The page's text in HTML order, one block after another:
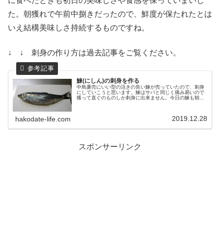
た。朝獲れで午前中捌きだったので、鮮度が保たれたとは
いえ結構美味しさ持続するものですね。
↓ ↓ 刺身の作り方は過去記事をご覧ください。
鰊(にしん)の刺身を作る
中島廉売にいい型の活きの良い鰊が売っていたので、刺身
にしていこうと思います。鰊はサバと同じく痛み易いので
獲って直ぐのものしか刺身に出来ません。今日の鰊も朝上
hakodate-life.com 2019.12.28
スポンサーリンク